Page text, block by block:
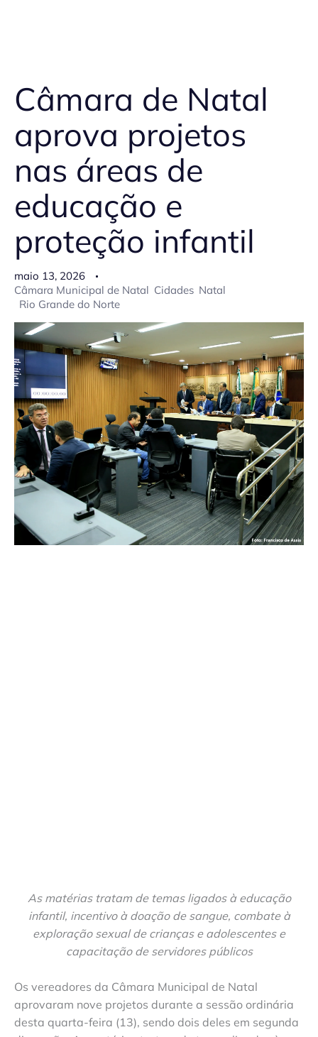
Câmara de Natal
aprova projetos
nas áreas de
educação e
proteção infantil
maio 13, 2026
Câmara Municipal de Natal Cidades Natal
Rio Grande do Norte
As matérias tratam de temas ligados à educação
infantil, incentivo à doação de sangue, combate à
exploração sexual de crianças e adolescentes e
capacitação de servidores públicos
Os vereadores da Câmara Municipal de Natal
aprovaram nove projetos durante a sessão ordinária
desta quarta-feira (13), sendo dois deles em segunda